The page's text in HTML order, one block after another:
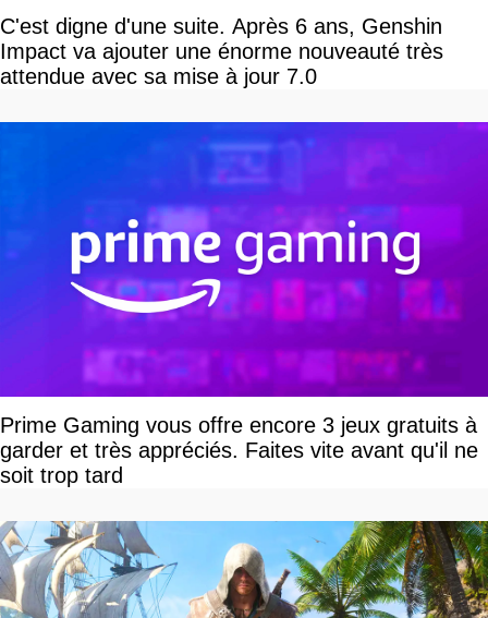
C'est digne d'une suite. Après 6 ans, Genshin
Impact va ajouter une énorme nouveauté très
attendue avec sa mise à jour 7.0
Prime Gaming vous offre encore 3 jeux gratuits à
garder et très appréciés. Faites vite avant qu'il ne
soit trop tard